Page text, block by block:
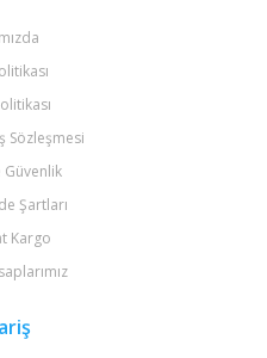
Sözleşmesi
Güvenlik
Şartları
Kargo